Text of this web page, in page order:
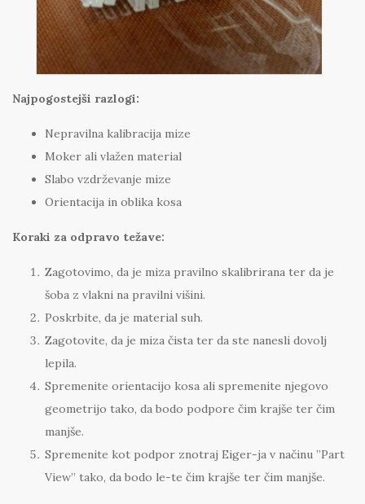
Najpogostejši razlogi:
Nepravilna kalibracija mize
Moker ali vlažen material
Slabo vzdrževanje mize
Orientacija in oblika kosa
Koraki za odpravo težave:
Zagotovimo, da je miza pravilno skalibrirana ter da je
šoba z vlakni na pravilni višini.
Poskrbite, da je material suh.
Zagotovite, da je miza čista ter da ste nanesli dovolj
lepila.
Spremenite orientacijo kosa ali spremenite njegovo
geometrijo tako, da bodo podpore čim krajše ter čim
manjše.
Spremenite kot podpor znotraj Eiger-ja v načinu ”Part
View” tako, da bodo le-te čim krajše ter čim manjše.